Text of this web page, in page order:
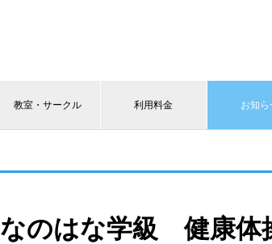
教室・サークル 利用料金 お知ら
なのはな学級 健康体